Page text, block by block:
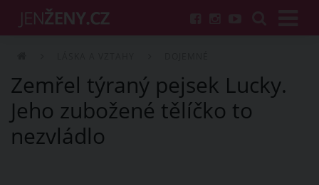
Zemřel týraný pejsek Lucky.
Jeho zubožené tělíčko to
nezvládlo